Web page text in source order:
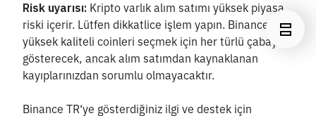
Risk uyarısı: Kripto varlık alım satımı yüksek piyasa
riski içerir. Lütfen dikkatlice işlem yapın. Binance TR,
yüksek kaliteli coinleri seçmek için her türlü çabayı
gösterecek, ancak alım satımdan kaynaklanan
kayıplarınızdan sorumlu olmayacaktır.
Binance TR‘ye gösterdiğiniz ilgi ve destek için